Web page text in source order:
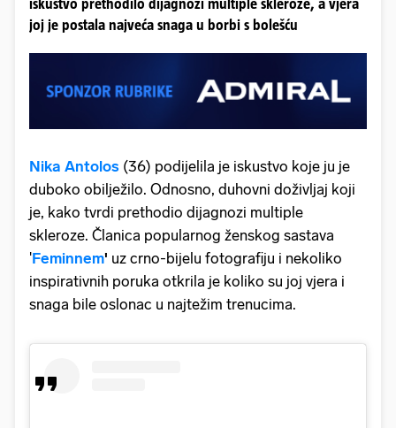
iskustvo prethodilo dijagnozi multiple skleroze, a vjera
joj je postala najveća snaga u borbi s bolešću
Nika Antolos (36) podijelila je iskustvo koje ju je
duboko obilježilo. Odnosno, duhovni doživljaj koji
je, kako tvrdi prethodio dijagnozi multiple
skleroze. Članica popularnog ženskog sastava
'Feminnem' uz crno-bijelu fotografiju i nekoliko
inspirativnih poruka otkrila je koliko su joj vjera i
snaga bile oslonac u najtežim trenucima.